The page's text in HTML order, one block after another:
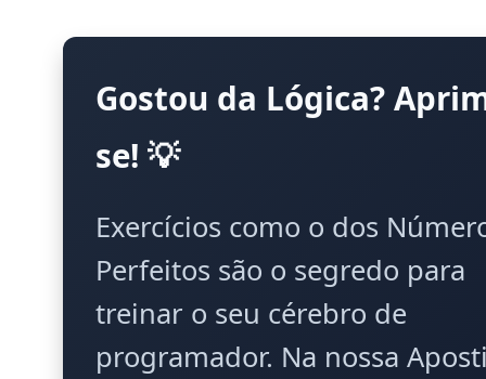
Gostou da Lógica?
se! 💡
Exercícios como o dos
Perfeitos são o segredo para
treinar o seu cérebro de
programador. Na nossa